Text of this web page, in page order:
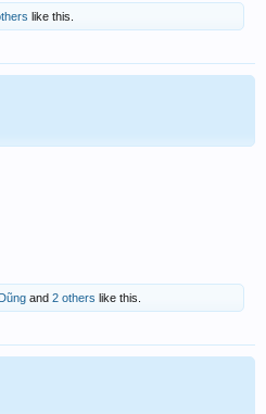
like this.
and 2 others like this.